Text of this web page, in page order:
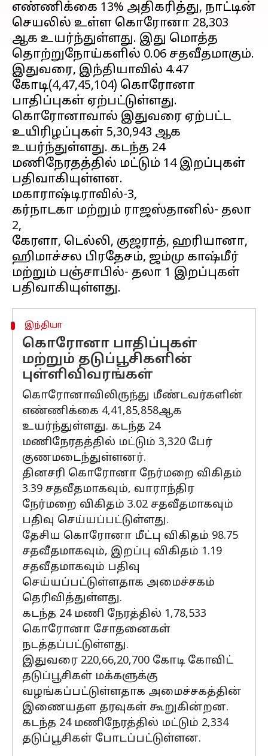
எண்ணிக்கை 13% அதிகரித்து, நாட்டின்
செயலில் உள்ள கொரோனா 28,303
ஆக உயர்ந்துள்ளது. இது மொத்த
தொற்றுநோய்களில் 0.06 சதவீதமாகும்.
இதுவரை, இந்தியாவில் 4.47
கோடி(4,47,45,104) கொரோனா
பாதிப்புகள் ஏற்பட்டுள்ளது.
கொரோனாவால் இதுவரை ஏற்பட்ட
உயிரிழப்புகள் 5,30,943 ஆக
உயர்ந்துள்ளது. கடந்த 24
மணிநேரதத்தில் மட்டும் 14 இறப்புகள்
பதிவாகியுள்ளன.
மகாராஷ்டிராவில்-3,
கர்நாடகா மற்றும் ராஜஸ்தானில்- தலா
2,
கேரளா, டெல்லி, குஜராத், ஹரியானா,
ஹிமாச்சல பிரதேசம், ஜம்மு காஷ்மீர்
மற்றும் பஞ்சாபில்- தலா 1 இறப்புகள்
இந்தியா
கொரோனா பாதிப்புகள்
மற்றும் தடுப்பூசிகளின்
புள்ளிவிவரங்கள்
கொரோனாவிலிருந்து மீண்டவர்களின்
எண்ணிக்கை 4,41,85,858ஆக
உயர்ந்துள்ளது. கடந்த 24
மணிநேரதத்தில் மட்டும் 3,320 பேர்
குணமடைந்துள்ளனர்.
தினசரி கொரோனா நேர்மறை விகிதம்
3.39 சதவீதமாகவும், வாராந்திர
நேர்மறை விகிதம் 3.02 சதவீதமாகவும்
பதிவு செய்யப்பட்டுள்ளது.
தேசிய கொரோனா மீட்பு விகிதம் 98.75
சதவீதமாகவும், இறப்பு விகிதம் 1.19
சதவீதமாகவும் பதிவு
செய்யப்பட்டுள்ளதாக அமைச்சகம்
தெரிவித்துள்ளது.
கடந்த 24 மணி நேரத்தில் 1,78,533
கொரோனா சோதனைகள்
நடத்தப்பட்டுள்ளது.
இதுவரை 220,66,20,700 கோடி கோவிட்
தடுப்பூசிகள் மக்களுக்கு
வழங்கப்பட்டுள்ளதாக அமைச்சகத்தின்
இணையதள தரவுகள் கூறுகின்றன.
கடந்த 24 மணிநேரத்தில் மட்டும் 2,334
தடுப்பூசிகள் போடப்பட்டுள்ளன.